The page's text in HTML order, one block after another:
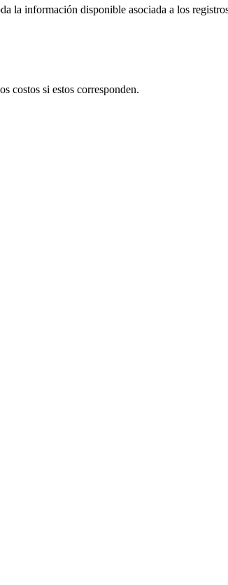
la información disponible asociada a los
costos si estos corresponden.